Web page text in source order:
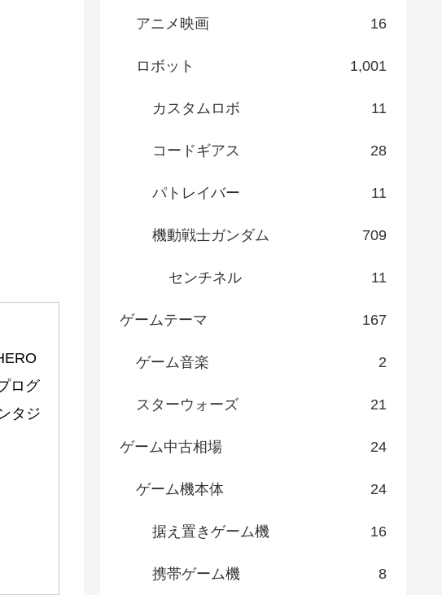
ログ
タジ
アニメ映画 16
ロボット 1,001
カスタムロボ 11
コードギアス 28
パトレイバー 11
機動戦士ガンダム 709
センチネル 11
ゲームテーマ 167
ゲーム音楽 2
スターウォーズ 21
ゲーム中古相場 24
ゲーム機本体 24
据え置きゲーム機 16
携帯ゲーム機 8